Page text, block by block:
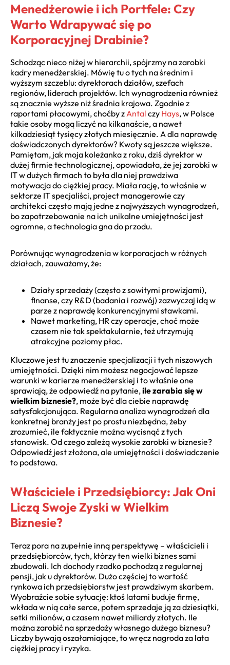
Menedżerowie i ich Portfele: Czy
Warto Wdrapywać się po
Korporacyjnej Drabinie?
Schodząc nieco niżej w hierarchii, spójrzmy na zarobki
kadry menedżerskiej. Mówię tu o tych na średnim i
wyższym szczeblu: dyrektorach działów, szefach
regionów, liderach projektów. Ich wynagrodzenia również
są znacznie wyższe niż średnia krajowa. Zgodnie z
raportami płacowymi, choćby zAntal czy Hays, w Polsce
takie osoby mogą liczyć na kilkanaście, a nawet
kilkadziesiąt tysięcy złotych miesięcznie. A dla naprawdę
doświadczonych dyrektorów? Kwoty są jeszcze większe.
Pamiętam, jak moja koleżanka z roku, dziś dyrektor w
dużej firmie technologicznej, opowiadała, że jej zarobki w
IT w dużych firmach to była dla niej prawdziwa
motywacja do ciężkiej pracy. Miała rację, to właśnie w
sektorze IT specjaliści, project managerowie czy
architekci często mają jedne z najwyższych wynagrodzeń,
bo zapotrzebowanie na ich unikalne umiejętności jest
ogromne, a technologia gna do przodu.
Porównując wynagrodzenia w korporacjach w różnych
działach, zauważamy, że:
Działy sprzedaży (często z sowitymi prowizjami),
finanse, czy R&D (badania i rozwój) zazwyczaj idą w
parze z naprawdę konkurencyjnymi stawkami.
Nawet marketing, HR czy operacje, choć może
czasem nie tak spektakularnie, też utrzymują
atrakcyjne poziomy płac.
Kluczowe jest tu znaczenie specjalizacji i tych niszowych
umiejętności. Dzięki nim możesz negocjować lepsze
warunki w karierze menedżerskiej i to właśnie one
sprawiają, że odpowiedź na pytanie,ile zarabia się w
wielkim biznesie?, może być dla ciebie naprawdę
satysfakcjonująca. Regularna analiza wynagrodzeń dla
konkretnej branży jest po prostu niezbędna, żeby
zrozumieć, ile faktycznie można wycisnąć z tych
stanowisk. Od czego zależą wysokie zarobki w biznesie?
Odpowiedź jest złożona, ale umiejętności i doświadczenie
to podstawa.
Właściciele i Przedsiębiorcy: Jak Oni
Liczą Swoje Zyski w Wielkim
Biznesie?
Teraz pora na zupełnie inną perspektywę – właścicieli i
przedsiębiorców, tych, którzy ten wielki biznes sami
zbudowali. Ich dochody rzadko pochodzą z regularnej
pensji, jak u dyrektorów. Dużo częściej to wartość
rynkowa ich przedsiębiorstw jest prawdziwym skarbem.
Wyobraźcie sobie sytuację: ktoś latami buduje firmę,
wkłada w nią całe serce, potem sprzedaje ją za dziesiątki,
setki milionów, a czasem nawet miliardy złotych. Ile
można zarobić na sprzedaży własnego dużego biznesu?
Liczby bywają oszałamiające, to wręcz nagroda za lata
ciężkiej pracy i ryzyka.